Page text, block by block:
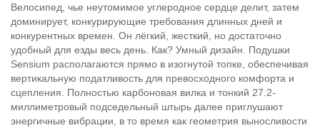
Велосипед, чье неутомимое углеродное сердце делит, затем
доминирует, конкурирующие требования длинных дней и
конкурентных времен. Он лёгкий, жесткий, но достаточно
удобный для езды весь день. Как? Умный дизайн. Подушки
Sensium располагаются прямо в изогнутой топке, обеспечивая
вертикальную податливость для превосходного комфорта и
сцепления. Полностью карбоновая вилка и тонкий 27.2-
миллиметровый подседельный штырь далее приглушают
энергичные вибрации, в то время как геометрия выносливости